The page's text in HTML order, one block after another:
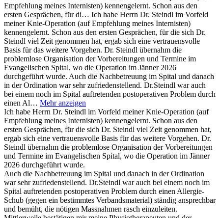
Empfehlung meines Internisten) kennengelernt. Schon aus den
ersten Gesprächen, für di… Ich habe Herrn Dr. Steindl im Vorfeld
meiner Knie-Operation (auf Empfehlung meines Internisten)
kennengelernt. Schon aus den ersten Gesprächen, für die sich Dr.
Steindl viel Zeit genommen hat, ergab sich eine vertrauensvolle
Basis für das weitere Vorgehen. Dr. Steindl übernahm die
problemlose Organisation der Vorbereitungen und Termine im
Evangelischen Spital, wo die Operation im Jänner 2026
durchgeführt wurde. Auch die Nachbetreuung im Spital und danach
in der Ordination war sehr zufriedenstellend. Dr.Steindl war auch
bei einem noch im Spital auftretenden postoperativen Problem durch
einen Al… Mehr anzeigen
Ich habe Herrn Dr. Steindl im Vorfeld meiner Knie-Operation (auf
Empfehlung meines Internisten) kennengelernt. Schon aus den
ersten Gesprächen, für die sich Dr. Steindl viel Zeit genommen hat,
ergab sich eine vertrauensvolle Basis für das weitere Vorgehen. Dr.
Steindl übernahm die problemlose Organisation der Vorbereitungen
und Termine im Evangelischen Spital, wo die Operation im Jänner
2026 durchgeführt wurde.
Auch die Nachbetreuung im Spital und danach in der Ordination
war sehr zufriedenstellend. Dr.Steindl war auch bei einem noch im
Spital auftretenden postoperativen Problem durch einen Allergie-
Schub (gegen ein bestimmtes Verbandsmaterial) ständig ansprechbar
und bemüht, die nötigen Massnahmen rasch einzuleiten.